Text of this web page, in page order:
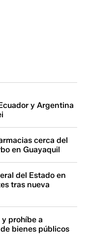
y Argentina
cerca del
en Guayaquil
del Estado en
tras nueva
prohíbe a
bienes públicos